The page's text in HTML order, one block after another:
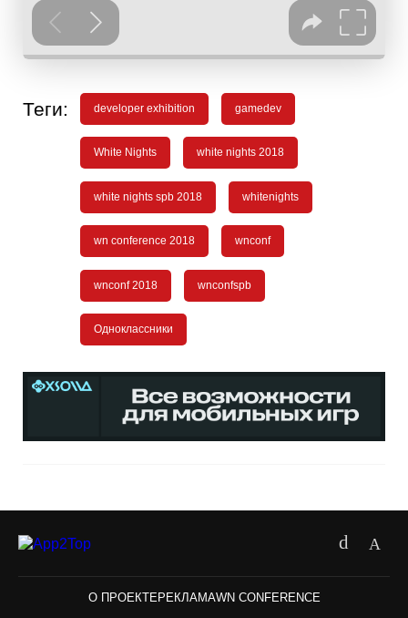
Теги: developer exhibition gamedev
White Nights white nights 2018
white nights spb 2018 whitenights
wn conference 2018 wnconf
wnconf 2018 wnconfspb
Одноклассники
О ПРОЕКТЕ РЕКЛАМАWN CONFERENCE